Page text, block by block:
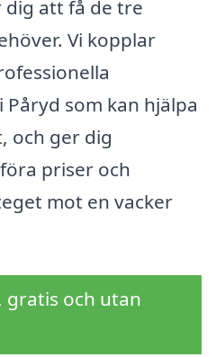
att få de tre
Vi kopplar
som kan hjälpa
och ger dig
priser och
mot en vacker
gratis och utan